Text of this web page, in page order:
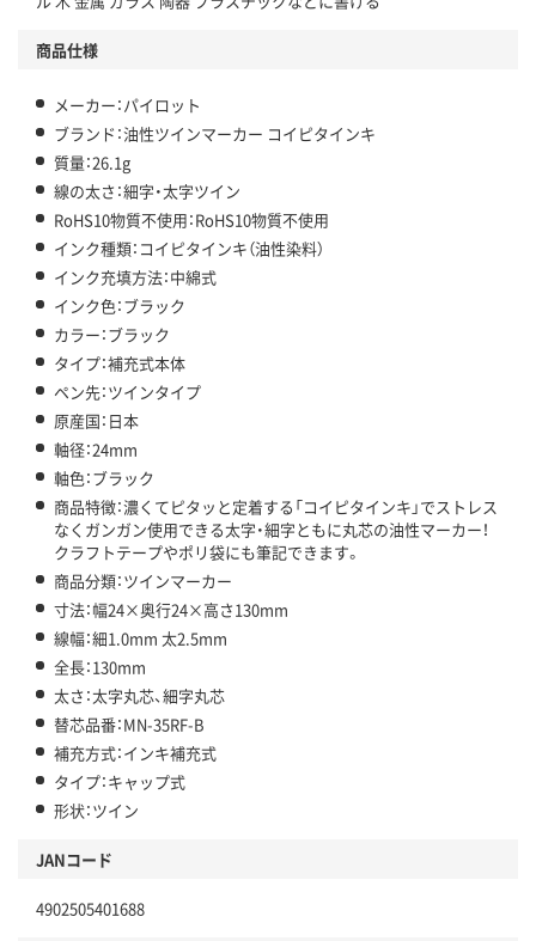
商品仕様
メーカー：パイロット
ブランド：油性ツインマーカー コイピタインキ
質量：26.1g
線の太さ：細字・太字ツイン
RoHS10物質不使用：RoHS10物質不使用
インク種類：コイピタインキ（油性染料）
インク充填方法：中綿式
インク色：ブラック
カラー：ブラック
タイプ：補充式本体
ペン先：ツインタイプ
原産国：日本
軸径：24mm
軸色：ブラック
商品特徴：濃くてピタッと定着する「コイピタインキ」でストレス
なくガンガン使用できる太字・細字ともに丸芯の油性マーカー！
クラフトテープやポリ袋にも筆記できます。
商品分類：ツインマーカー
寸法：幅24×奥行24×高さ130mm
線幅：細1.0mm 太2.5mm
全長：130mm
太さ：太字丸芯、細字丸芯
替芯品番：MN-35RF-B
補充方式：インキ補充式
タイプ：キャップ式
形状：ツイン
JANコード
4902505401688